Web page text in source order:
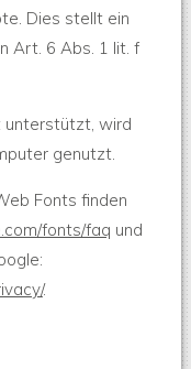
Dies stellt ein
Art. 6 Abs. 1 lit. f
unterstützt, wird
genutzt.
Fonts finden
fonts/faq und
.